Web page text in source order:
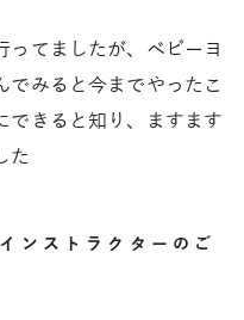
ってましたが、ベビーヨ
でみると今までやったこ
できると知り、ますます
た
ンストラクターのご